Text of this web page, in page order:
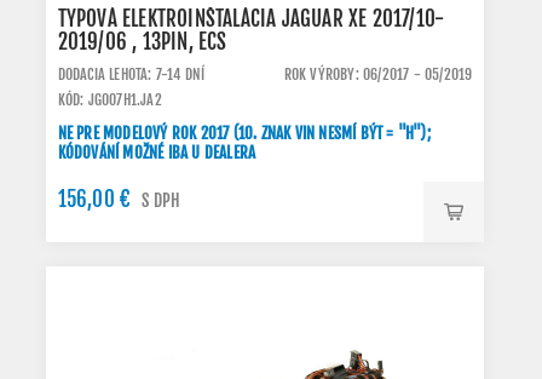
TYPOVÁ ELEKTROINŠTALÁCIA JAGUAR XE 2017/10-
2019/06 , 13PIN, ECS
DODACIA LEHOTA: 7-14 DNÍ
ROK VÝROBY: 06/2017 - 05/2019
KÓD: JG007H1.JA2
NE PRE MODELOVÝ ROK 2017 (10. ZNAK VIN NESMÍ BÝT = "H");
KÓDOVÁNÍ MOŽNÉ IBA U DEALERA
156,00 € S DPH